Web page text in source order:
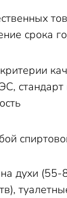
срока
на духи